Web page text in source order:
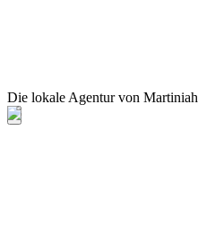
Die lokale Agentur von Martiniah